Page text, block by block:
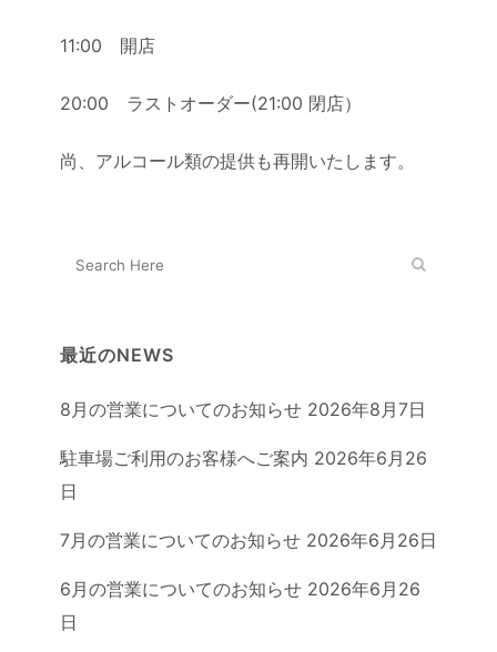
11:00 開店
20:00 ラストオーダー(21:00 閉店）
尚、アルコール類の提供も再開いたします。
最近のNEWS
8月の営業についてのお知らせ 2026年8月7日
駐車場ご利用のお客様へご案内 2026年6月26
日
7月の営業についてのお知らせ 2026年6月26日
6月の営業についてのお知らせ 2026年6月26
日